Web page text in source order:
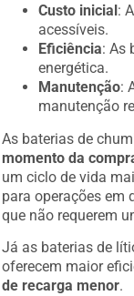
Custo inicial:
acessíveis.
Eficiência: As
energética.
Manutenção:
manutenção
As baterias de
momento da
um ciclo de vida
para operações em
que não requerem
Já as baterias de
oferecem maior
de recarga menor.